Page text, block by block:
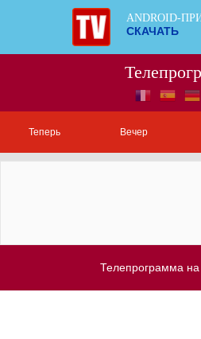
ANDROID-
СКАЧАТЬ
Теперь Вечер
Телепрограмма на